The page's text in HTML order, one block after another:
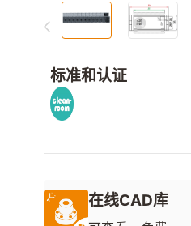
标准和认证
在线CAD库